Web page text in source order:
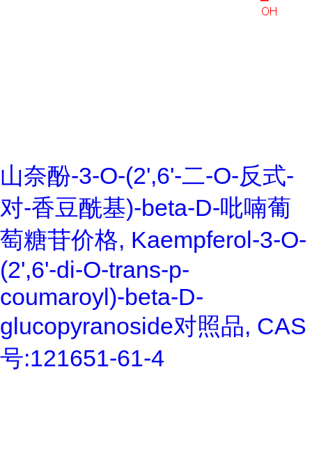
山奈酚-3-O-(2',6'-二-O-反式-
对-香豆酰基)-beta-D-吡喃葡
萄糖苷价格, Kaempferol-3-O-
(2',6'-di-O-trans-p-
coumaroyl)-beta-D-
glucopyranoside对照品, CAS
号:121651-61-4